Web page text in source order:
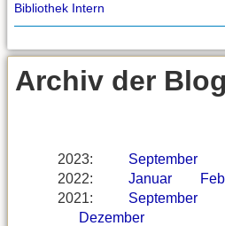
Bibliothek Intern
Archiv der
2023:
September
2022: Januar
2021: September
Dezember